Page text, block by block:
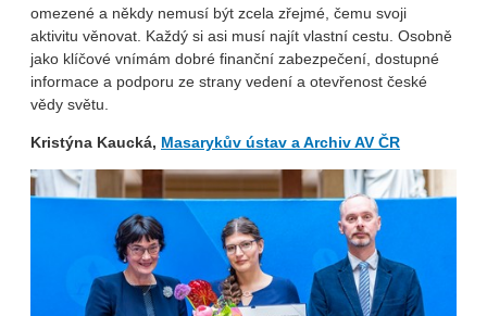
omezené a někdy nemusí být zcela zřejmé, čemu svoji
aktivitu věnovat. Každý si asi musí najít vlastní cestu. Osobně
jako klíčové vnímám dobré finanční zabezpečení, dostupné
informace a podporu ze strany vedení a otevřenost české
vědy světu.
Kristýna Kaucká, Masarykův ústav a Archiv AV ČR